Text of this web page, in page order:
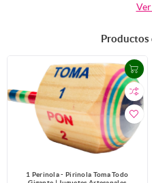
Ver
Productos
1 Perinola - Pirinola Toma Todo